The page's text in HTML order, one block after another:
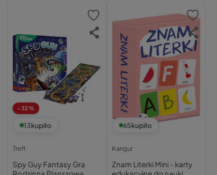
-32%
13kupiło
Trefl
Spy Guy Fantasy Gra
65kupiło
Kangur
Znam Literki Mini - karty